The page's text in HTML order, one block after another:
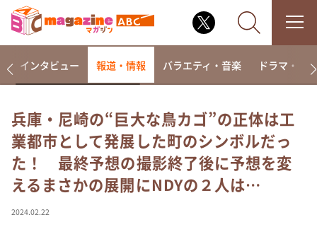
なるみ・岡村の過ぎるTV
相席食堂
これ余談なんですけど・・・
～人生密着トークバラエティ！～ やすとものいたっ
て真剣です
インタビュー 報道・情報 バラエティ・音楽 ドラマ・映画
兵庫・尼崎の“巨大な鳥カゴ”の正体は工
業都市として発展した町のシンボルだっ
た！ 最終予想の撮影終了後に予想を変
えるまさかの展開にNDYの２人は…
2024.02.22